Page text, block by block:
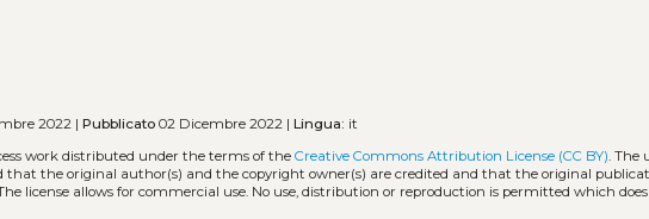
2022 |Pubblicato 02 Dicembre 2022 |Lingua: it
work distributed under the terms of theCreative Commons Attribution License (CC BY). The
the original author(s) and the copyright owner(s) are credited and that the original
license allows for commercial use. No use, distribution or reproduction is permitted which